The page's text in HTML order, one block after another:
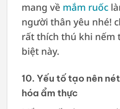
mang về mắm ruốc
người thân yêu nhé!
rất thích thú khi nếm
biệt này.
10. Yếu tố tạo nên
hóa ẩm thực